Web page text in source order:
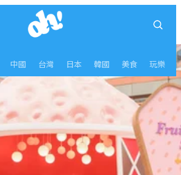
中國 台灣 日本 韓國 美食 玩樂